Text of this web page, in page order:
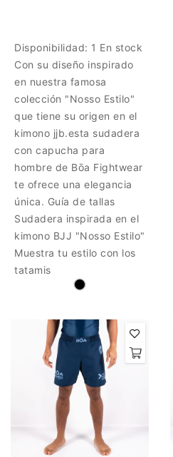
Disponibilidad: 1 En stock
Con su diseño inspirado
en nuestra famosa
colección "Nosso Estilo"
que tiene su origen en el
kimono jjb.esta sudadera
con capucha para
hombre de Bōa Fightwear
te ofrece una elegancia
única. Guía de tallas
Sudadera inspirada en el
kimono BJJ "Nosso Estilo"
Muestra tu estilo con los
tatamis